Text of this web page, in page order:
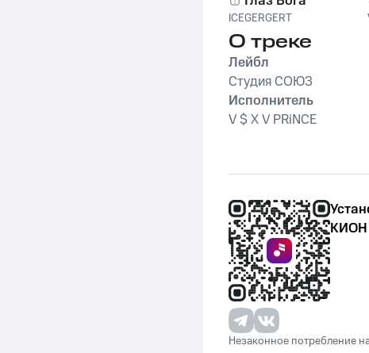
ICEGERGERT
О треке
Лейбл
Студия СОЮЗ
Исполнитель
V $ X V PRiNCE
Незаконное потребление